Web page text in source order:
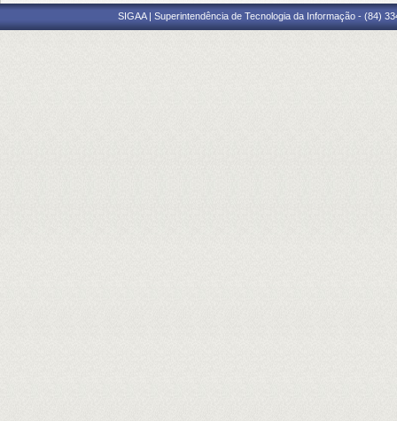
SIGAA | Superintendência de Tecnologia da Informação - (84)